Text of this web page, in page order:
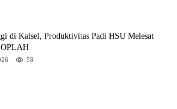
di Kalsel, Produktivitas Padi HSU Melesat
58